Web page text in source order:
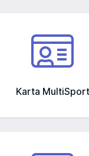
Karta MultiSport